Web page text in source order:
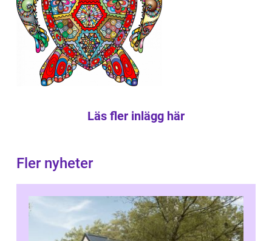
Läs fler inlägg här
Fler nyheter